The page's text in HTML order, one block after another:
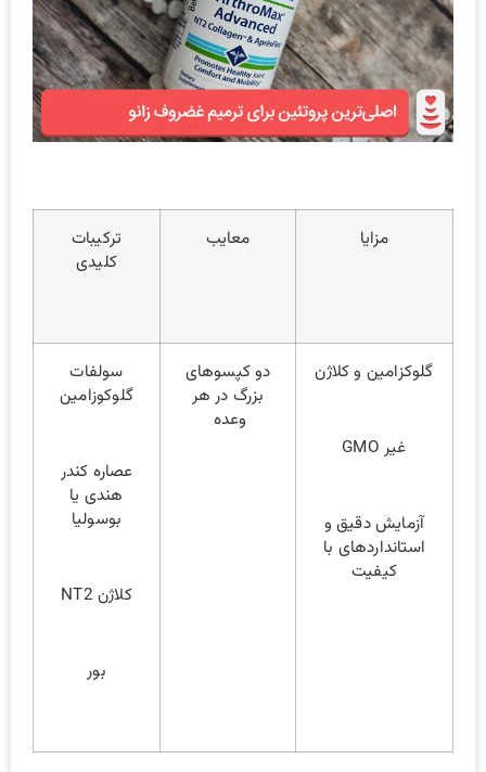
مزایا معایب
ترکیبات
کلیدی
گلوکزامین و کلاژن
غیر GMO
آزمایش دقیق و
استانداردهای با
کیفیت
دو کپسو‌های
بزرگ در هر
وعده
سولفات
گلوکوزامین
عصاره کندر
هندی یا
بوسولیا
کلاژن NT2
بور